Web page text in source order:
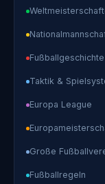
Fußballgeschichte
Taktik &
Europa League
Große
Fußballregeln